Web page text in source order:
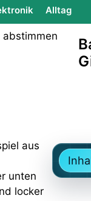
Alltag
aus
unten
locker